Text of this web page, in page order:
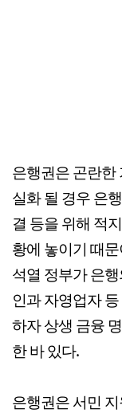
은행권은 곤란한
실화 될 경우 은
결 등을 위해 적
황에 놓이기 때
석열 정부가 은
인과 자영업자
하자 상생 금융
한 바 있다.
은행권은 서민